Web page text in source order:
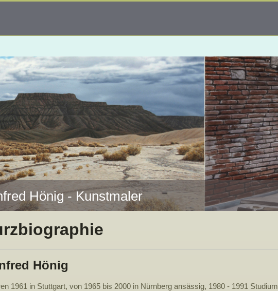
Hönig - Kunstmaler
Hönig
1961 in Stuttgart, von 1965 bis 2000 in Nürnberg ansässig, 1980 - 1991 Studium